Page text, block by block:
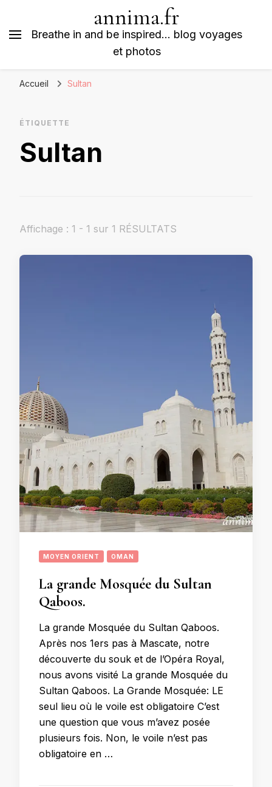
annima.fr
Breathe in and be inspired… blog voyages
et photos
Accueil Sultan
ÉTIQUETTE
Sultan
Affichage : 1 - 1 sur 1 RÉSULTATS
MOYEN ORIENT OMAN
La grande Mosquée du Sultan
Qaboos.
La grande Mosquée du Sultan Qaboos.
Après nos 1ers pas à Mascate, notre
découverte du souk et de l’Opéra Royal,
nous avons visité La grande Mosquée du
Sultan Qaboos. La Grande Mosquée: LE
seul lieu où le voile est obligatoire C’est
une question que vous m’avez posée
plusieurs fois. Non, le voile n’est pas
obligatoire en …